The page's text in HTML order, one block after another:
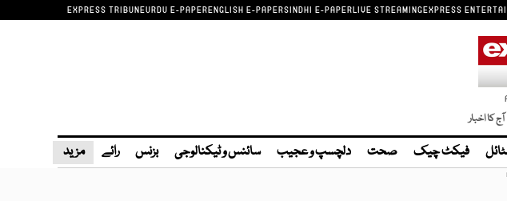
EXPRESS TRIBUNEURDU E-PAPERENGLISH E-PAPERSINDHI E-PAPERLIVE STREAMINGEXPRESS
کا اخبار
فیکٹ چیک صحت دلچسپ و عجیب سائنس و ٹیکنالوجی بزنس رائے مزید